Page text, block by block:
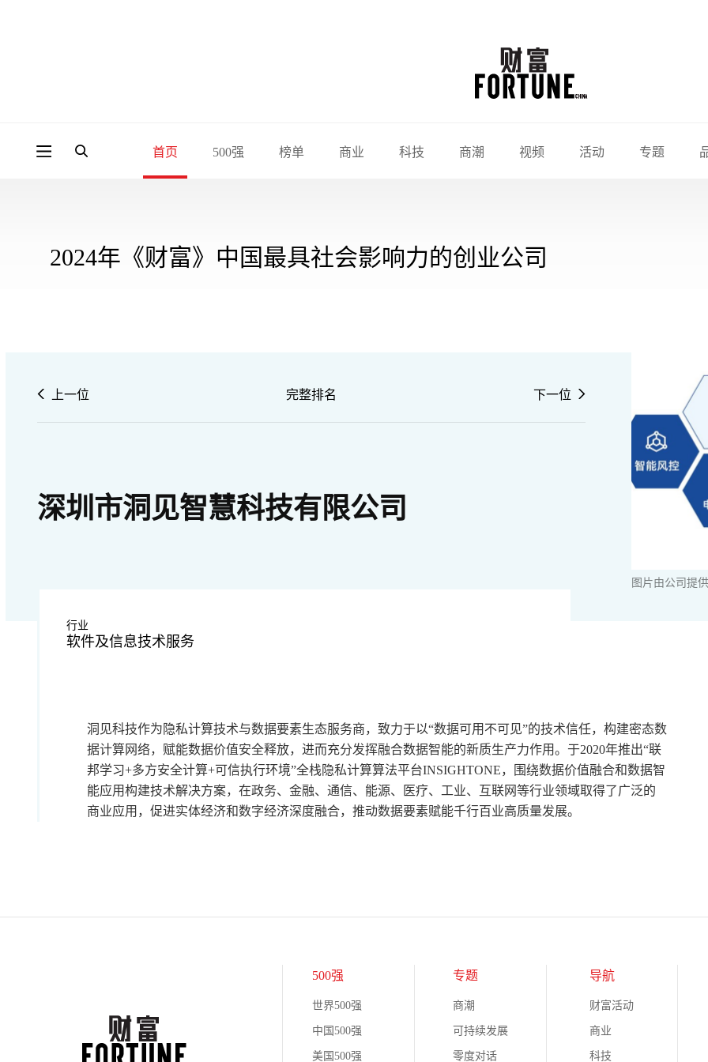
首页 500强 榜单 商业 科技 商潮 视频 活动 专题
2024年《财富》中国最具社会影响力的创业公司
上一位 完整排名 下一位
深圳市洞见智慧科技有限公司
图片由公司提供
行业
软件及信息技术服务
洞见科技作为隐私计算技术与数据要素生态服务商，致力于以“数据可用不可见”的技术信任，构建密态数
据计算网络，赋能数据价值安全释放，进而充分发挥融合数据智能的新质生产力作用。于2020年推出“联
邦学习+多方安全计算+可信执行环境”全栈隐私计算算法平台INSIGHTONE，围绕数据价值融合和数据智
能应用构建技术解决方案，在政务、金融、通信、能源、医疗、工业、互联网等行业领域取得了广泛的
商业应用，促进实体经济和数字经济深度融合，推动数据要素赋能千行百业高质量发展。
500强
世界500强
中国500强
美国500强
专题
商潮
可持续发展
零度对话
导航
财富活动
商业
科技